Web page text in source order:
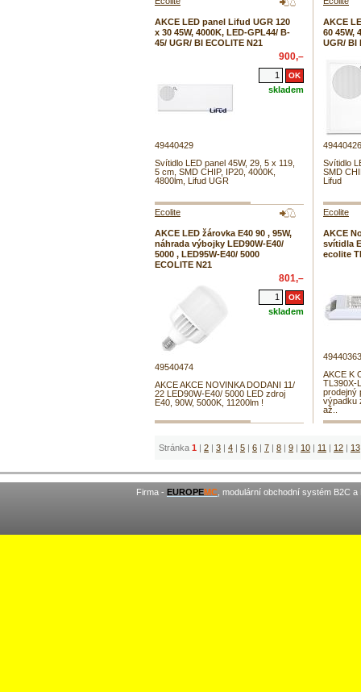
AKCE LED panel Lifud UGR 120
x 30 45W, 4000K, LED-GPL44/ B-
45/ UGR/ BI ECOLITE N21
900,–
skladem
49440429
Svítidlo LED panel 45W, 29, 5 x 119,
5 cm, SMD CHIP, IP20, 4000K,
4800lm, Lifud UGR
AKCE
60 45W,
UGR/ BI
49440426
Svítidlo
SMD
Lifud
Ecolite
AKCE LED žárovka E40 90 , 95W,
náhrada výbojky LED90W-E40/
5000 , LED95W-E40/ 5000
ECOLITE N21
801,–
skladem
49540474
AKCE AKCE NOVINKA DODANI 11/
22 LED90W-E40/ 5000 LED zdroj
E40, 90W, 5000K, 11200lm !
Ecolite
AKCE
svítidla
ecolite
49440363
AKCE K
TL390X-
prodejný
výpadku
až..
Stránka 1 | 2 | 3 | 4 | 5 | 6 | 7 | 8 | 9 | 10 | 11 | 12 | 13
Firma - EUROPEMC , modulární obchodní systém B2C